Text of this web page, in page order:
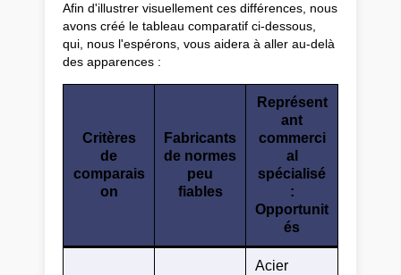
Afin d'illustrer visuellement ces différences, nous
avons créé le tableau comparatif ci-dessous,
qui, nous l'espérons, vous aidera à aller au-delà
des apparences :
Critères
de
comparais
on
Fabricants
de normes
peu
fiables
Représent
ant
commerci
al
spécialisé
:
Opportunit
és
Acier